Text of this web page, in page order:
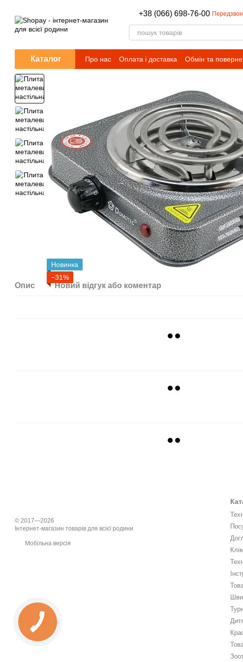
+38 (066) 698-76-00
Каталог Про нас Оплата і доставка Обмін та
Новинка
−31%
Опис Новий відгук або коментар
© 2017—2026
Інтернет-магазин товарів для всієї родини
Мобільна версія